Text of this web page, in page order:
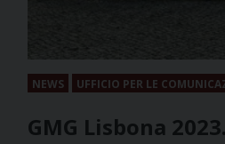
NEWS UFFICIO PER LE
GMG Lisbona